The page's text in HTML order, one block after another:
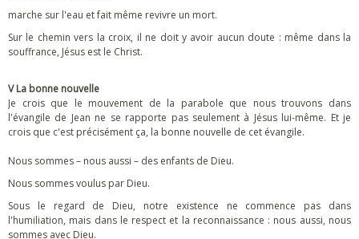
marche sur l'eau et fait même revivre un mort.
Sur le chemin vers la croix, il ne doit y avoir aucun doute : même dans la
souffrance, Jésus est le Christ.
V La bonne nouvelle
Je crois que le mouvement de la parabole que nous trouvons dans
l'évangile de Jean ne se rapporte pas seulement à Jésus lui-même. Et je
crois que c'est précisément ça, la bonne nouvelle de cet évangile.
Nous sommes – nous aussi – des enfants de Dieu.
Nous sommes voulus par Dieu.
Sous le regard de Dieu, notre existence ne commence pas dans
l'humiliation, mais dans le respect et la reconnaissance : nous aussi, nous
sommes avec Dieu.